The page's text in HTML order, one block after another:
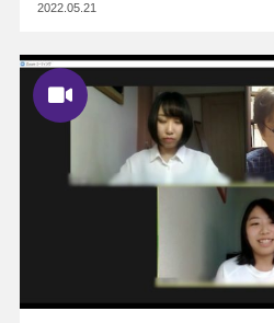
2022.05.21